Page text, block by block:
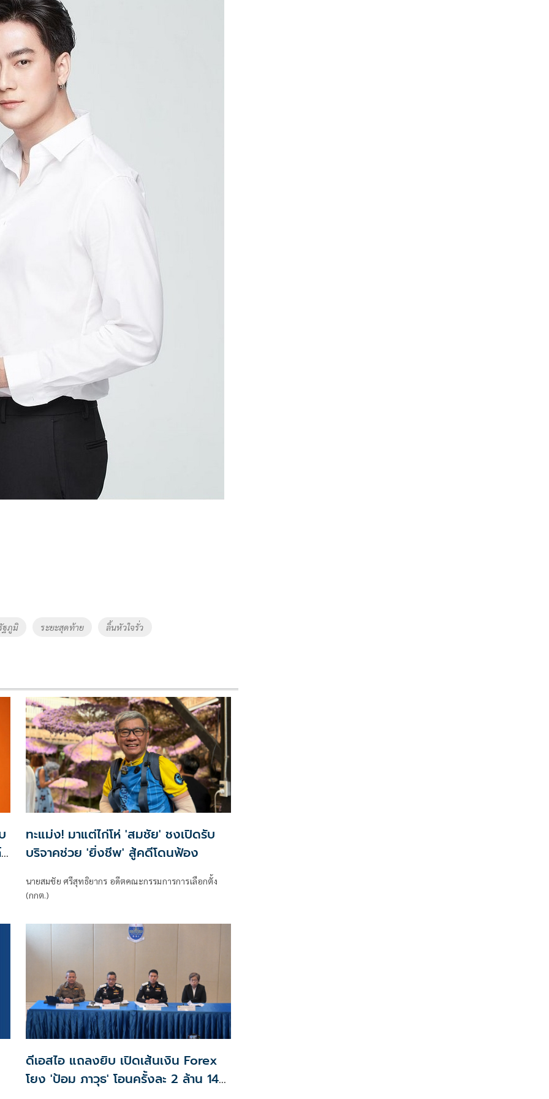
ฐภูมิ ระยะสุดท้าย ลิ้นหัวใจรั่ว
ทะแม่ง! มาแต่ไก่โห่ 'สมชัย' ชงเปิดรับ
บริจาคช่วย 'ยิ่งชีพ' สู้คดีโดนฟ้อง
นายสมชัย ศรีสุทธิยากร อดีตคณะกรรมการการเลือกตั้ง
(กกต.)
ดีเอสไอ แถลงยิบ เปิดเส้นเงิน Forex
โยง 'ป้อม ภาวุธ' โอนครั้งละ 2 ล้าน 14